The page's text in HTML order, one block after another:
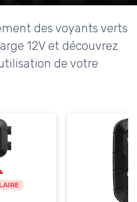
des voyants verts
12V et découvrez
de votre